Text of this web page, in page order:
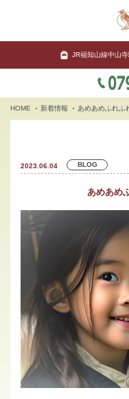
JR福知山線中山
HOME 新着情報 あめあめふれ
2023.06.04 BLOG
あめあめ